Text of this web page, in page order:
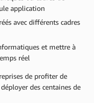
application
avec différents cadres
et mettre à
réel
de profiter de
des centaines de